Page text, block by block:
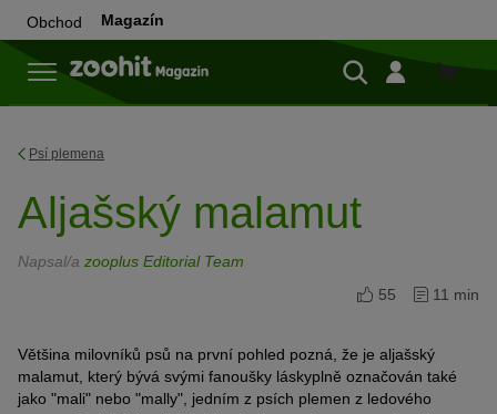
Obchod Magazín
Do
Psí plemena
Aljašský malamut
Napsal/a zooplus Editorial Team
55
11 min
Většina milovníků psů na první pohled pozná, že je aljašský
malamut, který bývá svými fanoušky láskyplně označován také
jako "mali" nebo "mally", jedním z psích plemen z ledového